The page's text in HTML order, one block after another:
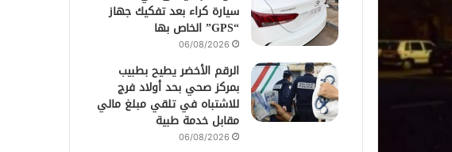
سيارة كراء بعد تفكيك جهاز
“GPS” الخاص بها
06/08/2026
الرقم الأخضر يطيح بطبيب
بمركز صحي بحد أولاد فرج
للاشتباه في تلقي مبلغ مالي
مقابل خدمة طبية
06/08/2026